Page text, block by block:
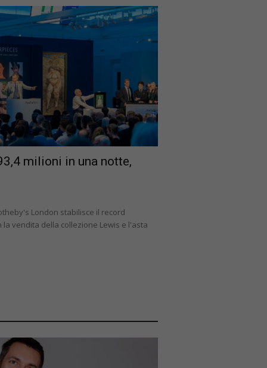
milioni in una notte,
London stabilisce il record
vendita della collezione Lewis e l'asta